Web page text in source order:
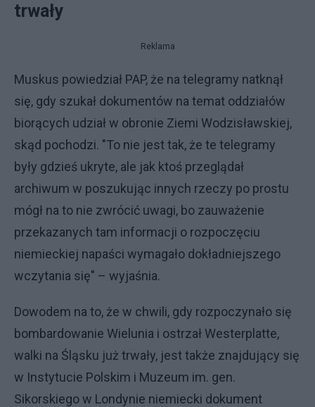
trwały
Reklama
Muskus powiedział PAP, że na telegramy natknął
się, gdy szukał dokumentów na temat oddziałów
biorących udział w obronie Ziemi Wodzisławskiej,
skąd pochodzi. "To nie jest tak, że te telegramy
były gdzieś ukryte, ale jak ktoś przeglądał
archiwum w poszukując innych rzeczy po prostu
mógł na to nie zwrócić uwagi, bo zauważenie
przekazanych tam informacji o rozpoczęciu
niemieckiej napaści wymagało dokładniejszego
wczytania się" – wyjaśnia.
Dowodem na to, że w chwili, gdy rozpoczynało się
bombardowanie Wielunia i ostrzał Westerplatte,
walki na Śląsku już trwały, jest także znajdujący się
w Instytucie Polskim i Muzeum im. gen.
Sikorskiego w Londynie niemiecki dokument